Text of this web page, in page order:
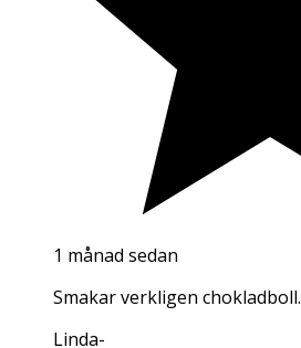
1 månad sedan
Smakar verkligen chokladboll.
Linda-